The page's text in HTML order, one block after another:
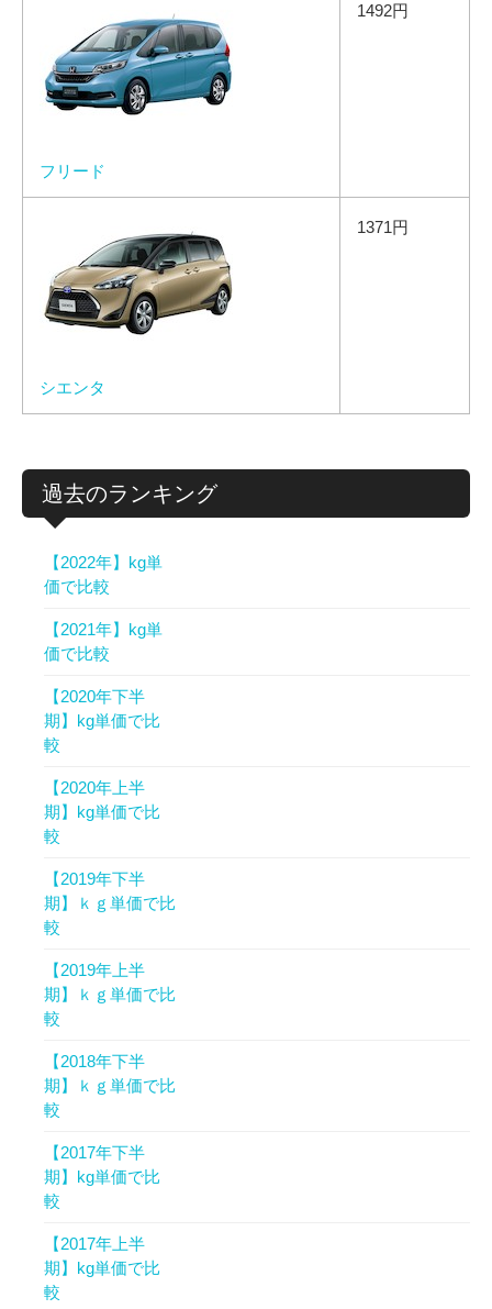
フリード
1492円
シエンタ
1371円
過去のランキング
【2022年】kg単
価で比較
【2021年】kg単
価で比較
【2020年下半
期】kg単価で比
較
【2020年上半
期】kg単価で比
較
【2019年下半
期】ｋｇ単価で比
較
【2019年上半
期】ｋｇ単価で比
較
【2018年下半
期】ｋｇ単価で比
較
【2017年下半
期】kg単価で比
較
【2017年上半
期】kg単価で比
較